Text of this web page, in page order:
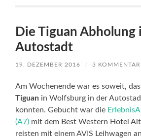
Die Tiguan Abholung
Autostadt
19. DEZEMBER 2016 / 3
Am Wochenende war es soweit,
Tiguan in Wolfsburg in der
konnten. Gebucht war die
(A7) mit dem Best Western Hotel
reisten mit einem AVIS Leihwagen